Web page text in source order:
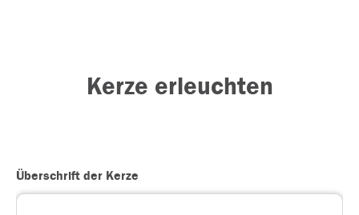
Kerze erleuchten
Überschrift der Kerze